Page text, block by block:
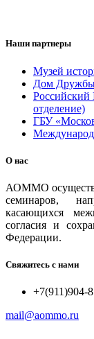
Наши партнеры
Музей
Дом Дружбы
Российский
отделение)
ГБУ
О нас
АОММО
семинаров,
касающихся
согласия и
Федерации.
Свяжитесь с нами
+7(911)904-
mail@aommo.ru